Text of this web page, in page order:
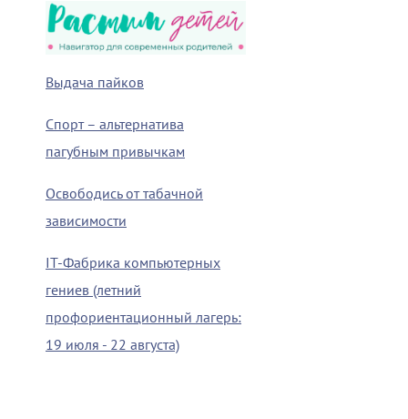
Выдача пайков
Спорт – альтернатива
пагубным привычкам
Освободись от табачной
зависимости
IT-Фабрика компьютерных
гениев (летний
профориентационный лагерь:
19 июля - 22 августа)